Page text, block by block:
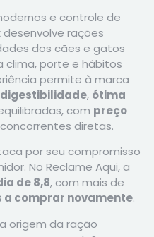
e controle de
desenvolve rações
dos cães e gatos
clima, porte e hábitos
permite à marca
, ótima
com preço
diretas.
por seu compromisso
No Reclame Aqui, a
de 8,8, com mais de
a comprar novamente.
origem da ração